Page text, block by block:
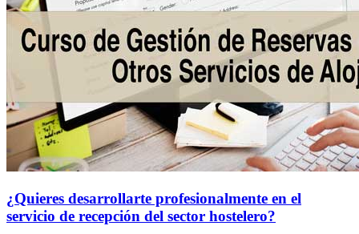
¿Quieres desarrollarte profesionalmente en el
servicio de recepción del sector hostelero?